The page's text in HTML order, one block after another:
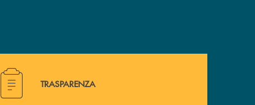
Hai bisogno di alcuni documenti ? Vai alla pagina
TRASPARENZA